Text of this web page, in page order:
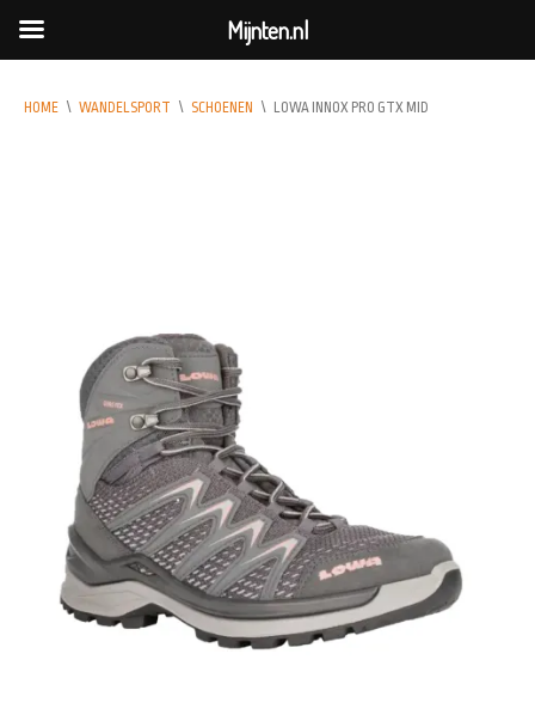
HOME \ WANDELSPORT \ SCHOENEN \ LOWA INNOX PRO GTX MID
Mijnten.nl